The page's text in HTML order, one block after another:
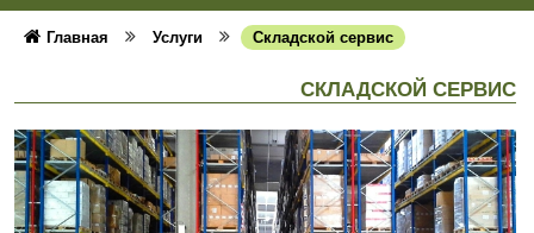
Главная Услуги Складской сервис
СКЛАДСКОЙ СЕРВИС